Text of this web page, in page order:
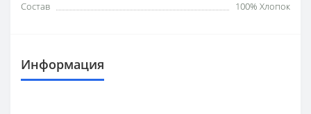
Состав
100% Хлопок
Информация